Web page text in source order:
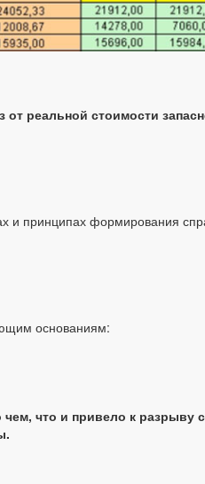
реальной стоимости
и принципах формирования
основаниям:
что и привело к разрыву